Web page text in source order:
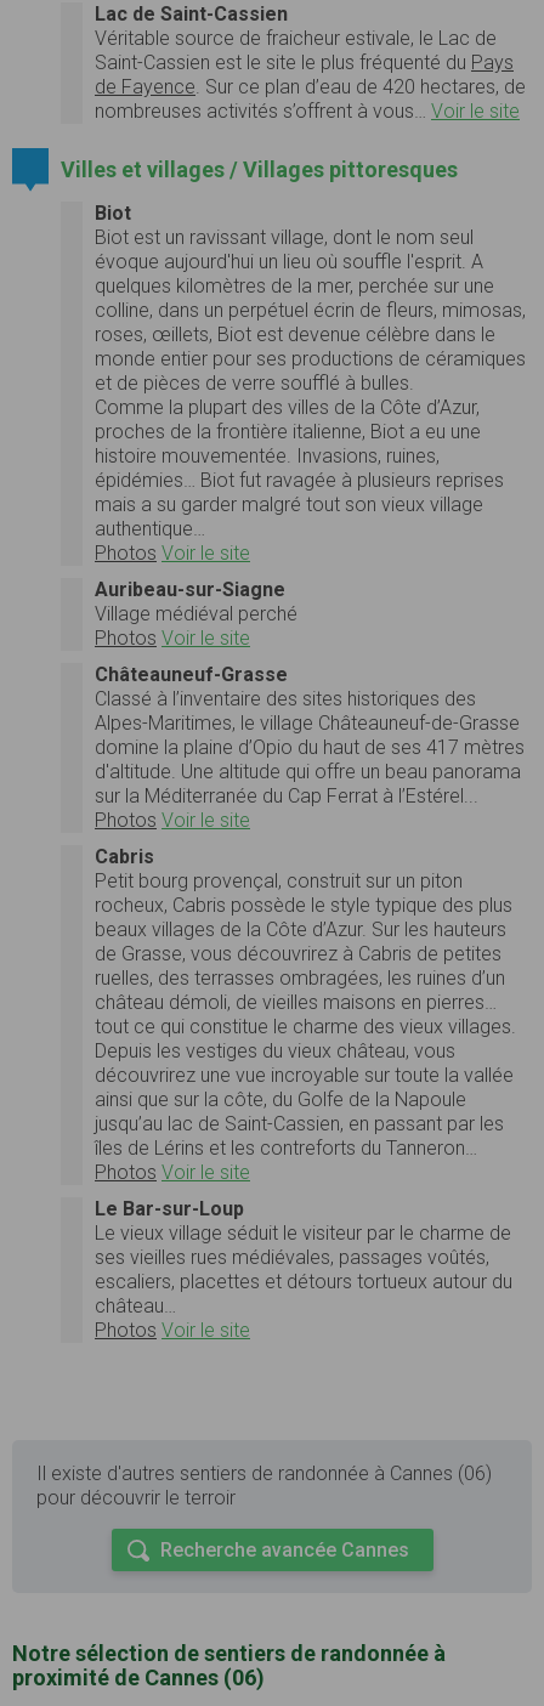
Lac de Saint-Cassien
Véritable source de fraicheur estivale, le Lac de
Saint-Cassien est le site le plus fréquenté du Pays
de Fayence . Sur ce plan d’eau de 420 hectares, de
nombreuses activités s’offrent à vous… Voir le site
Villes et villages / Villages pittoresques
Biot
Biot est un ravissant village, dont le nom seul
évoque aujourd'hui un lieu où souffle l'esprit. A
quelques kilomètres de la mer, perchée sur une
colline, dans un perpétuel écrin de fleurs, mimosas,
roses, œillets, Biot est devenue célèbre dans le
monde entier pour ses productions de céramiques
et de pièces de verre soufflé à bulles.
Comme la plupart des villes de la Côte d’Azur,
proches de la frontière italienne, Biot a eu une
histoire mouvementée. Invasions, ruines,
épidémies… Biot fut ravagée à plusieurs reprises
mais a su garder malgré tout son vieux village
authentique…
Photos Voir le site
Auribeau-sur-Siagne
Village médiéval perché
Photos Voir le site
Châteauneuf-Grasse
Classé à l’inventaire des sites historiques des
Alpes-Maritimes, le village Châteauneuf-de-Grasse
domine la plaine d’Opio du haut de ses 417 mètres
d'altitude. Une altitude qui offre un beau panorama
sur la Méditerranée du Cap Ferrat à l’Estérel...
Photos Voir le site
Cabris
Petit bourg provençal, construit sur un piton
rocheux, Cabris possède le style typique des plus
beaux villages de la Côte d’Azur. Sur les hauteurs
de Grasse, vous découvrirez à Cabris de petites
ruelles, des terrasses ombragées, les ruines d’un
château démoli, de vieilles maisons en pierres…
tout ce qui constitue le charme des vieux villages.
Depuis les vestiges du vieux château, vous
découvrirez une vue incroyable sur toute la vallée
ainsi que sur la côte, du Golfe de la Napoule
jusqu’au lac de Saint-Cassien, en passant par les
îles de Lérins et les contreforts du Tanneron…
Photos Voir le site
Le Bar-sur-Loup
Le vieux village séduit le visiteur par le charme de
ses vieilles rues médiévales, passages voûtés,
escaliers, placettes et détours tortueux autour du
château…
Photos Voir le site
Il existe d'autres sentiers de randonnée à Cannes (06)
pour découvrir le terroir
Recherche avancée Cannes
Notre sélection de sentiers de randonnée à
proximité de Cannes (06)